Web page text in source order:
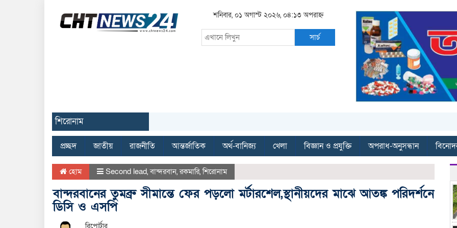
শনিবার, ০১ অগাস্ট ২০২৬, ০৪:১৩ অপরাহ্ন
সার্চ
শিরোনাম
প্রচ্ছদ জাতীয় রাজনীতি আন্তর্জাতিক অর্থ-বানিজ্য খেলা বিজ্ঞান ও প্রযুক্তি অপরাধ-অনুসন্ধান
হোম Second lead,বান্দরবান,রকমারি,শিরোনাম
বান্দরবানের তুমব্রু সীমান্তে ফের পড়লো মর্টারশেল,স্থানীয়দের মাঝে আতঙ্ক পরিদর্শনে
ডিসি ও এসপি